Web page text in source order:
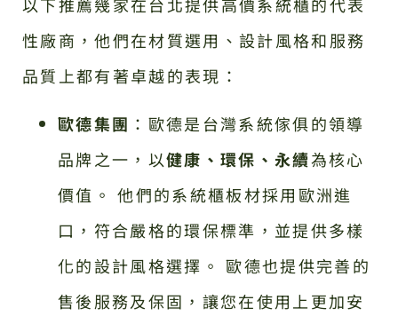
性廠商，他們在材質選用、設計風格和服務
品質上都有著卓越的表現：
歐德集團 ：歐德是台灣系統傢俱的領導
品牌之一，以健康、環保、永續為核心
價值。 他們的系統櫃板材採用歐洲進
口，符合嚴格的環保標準，並提供多樣
化的設計風格選擇。 歐德也提供完善的
售後服務及保固，讓您在使用上更加安